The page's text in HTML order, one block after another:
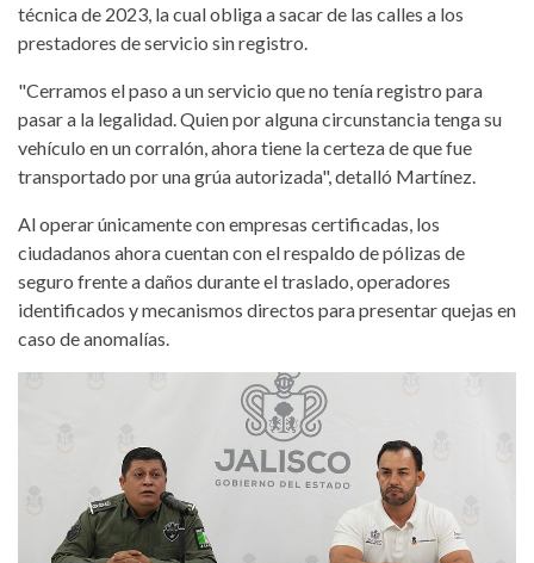
técnica de 2023, la cual obliga a sacar de las calles a los
prestadores de servicio sin registro.
"Cerramos el paso a un servicio que no tenía registro para
pasar a la legalidad. Quien por alguna circunstancia tenga su
vehículo en un corralón, ahora tiene la certeza de que fue
transportado por una grúa autorizada", detalló Martínez.
Al operar únicamente con empresas certificadas, los
ciudadanos ahora cuentan con el respaldo de pólizas de
seguro frente a daños durante el traslado, operadores
identificados y mecanismos directos para presentar quejas en
caso de anomalías.